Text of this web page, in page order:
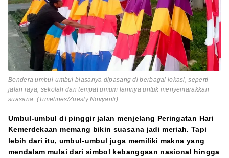
Bendera umbul-umbul biasanya dipasang di berbagai lokasi, seperti
jalan raya, sekolah dan tempat umum lainnya untuk menyemarakkan
suasana. (Timelines/Zuesty Novyanti)
Umbul-umbul di pinggir jalan menjelang Peringatan Hari
Kemerdekaan memang bikin suasana jadi meriah. Tapi
lebih dari itu, umbul-umbul juga memiliki makna yang
mendalam mulai dari simbol kebanggaan nasional hingga